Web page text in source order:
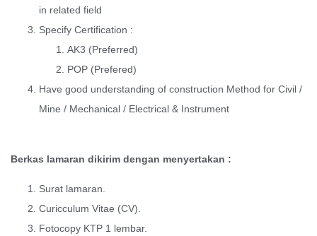
in related field
Specify Certification :
AK3 (Preferred)
POP (Prefered)
Have good understanding of construction Method for Civil /
Mine / Mechanical / Electrical & Instrument
Berkas lamaran dikirim dengan menyertakan :
Surat lamaran.
Curicculum Vitae (CV).
Fotocopy KTP 1 lembar.